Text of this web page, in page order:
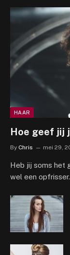
HAAR
Hoe geef jij
By Chris mei 29,
Heb jij soms het
wel een